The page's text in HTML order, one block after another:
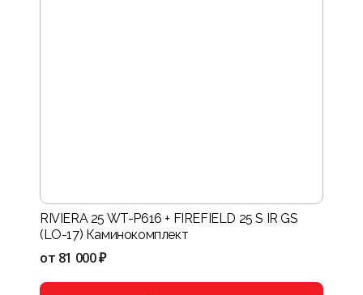
RIVIERA 25 WT-P616 + FIREFIELD 25 S IR GS
(LO-17) Каминокомплект
от 81 000 ₽